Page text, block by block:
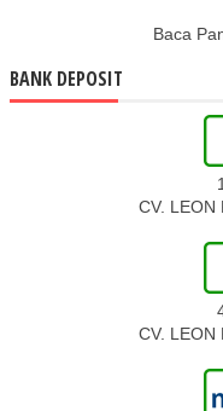
Baca
BANK DEPOSIT
CV. LEON
CV. LEON